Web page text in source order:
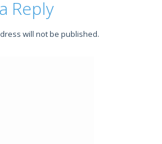
Reply
will not be published.